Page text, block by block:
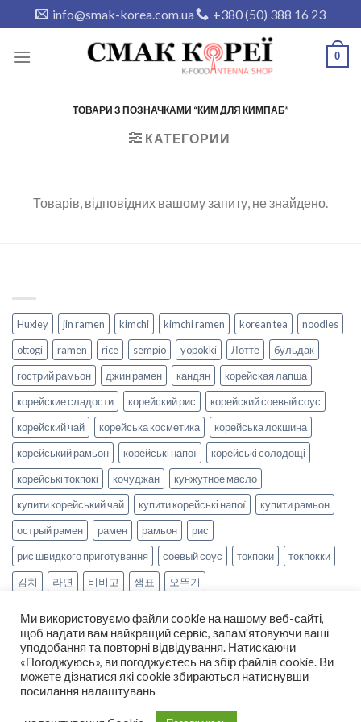
to
content
info@smak-korea.com.ua +380 (50) 388 16 23
0
ТОВАРИ З ПОЗНАЧКАМИ “КИМ ДЛЯ КИМПАБ”
КАТЕГОРИИ
Товарів, відповідних вашому запиту, не знайдено.
Huxley jin ramen kimchi kimchi ramen korean tea
noodles
ottogi
ramen rice sempio yopokki Лотте
бульдак
гострий рамьон
джин рамен кандян
корейская лапша
корейские сладости
корейский рис
корейский соевый соус
корейский чай
корейська косметика
корейська локшина
корейський рамьон
корейські напої
корейські солодощі
корейські токпокі
кочуджан
кунжутное масло
купити корейський чай
купити корейські напої
купити рамьон
острый рамен
рамен рамьон
рис
рис швидкого приготування
соевый соус токпоки
токпокки
김치
라면 비비고 샘표 오뚜기
НОВИНИ РЕЦЕПТИ
ОПЛАТА ТА ДОСТАВКА
ДОГОВІР ОФЕРТИ
Ми використовуємо файли cookie на нашому веб-сайті,
щоб надати вам найкращий сервіс, запам'ятовуючи ваші
уподобання та повторні відвідування. Натискаючи
«Погоджуюсь», ви погоджуєтесь на збір файлів cookie. Ви
можете дізнатися які cookie збираються натиснувши
посилання налаштувань